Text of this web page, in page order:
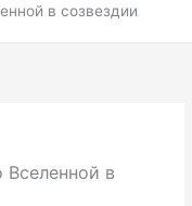
в созвездии
в